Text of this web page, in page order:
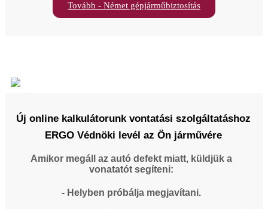
Tovább - Német gépjárműbiztosítás
Új online kalkulátorunk vontatási szolgáltatáshoz
ERGO Védnöki levél az Ön járművére
Amikor megáll az autó defekt miatt, küldjük a
vonatatót segíteni:
- Helyben próbálja megjavítani.